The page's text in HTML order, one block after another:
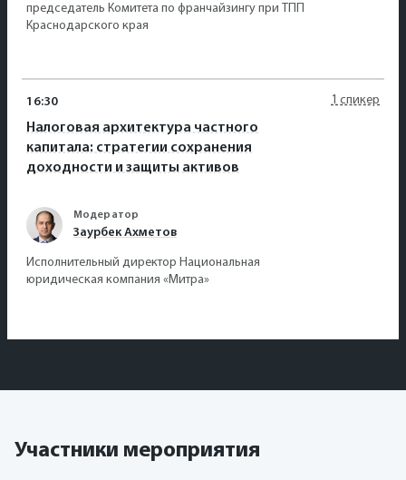
председатель Комитета по франчайзингу при ТПП
Краснодарского края
16:30
Налоговая архитектура частного
капитала: стратегии сохранения
доходности и защиты активов
1 спикер
Модератор
Заурбек Ахметов
Исполнительный директор Национальная
юридическая компания «Митра»
Участники мероприятия